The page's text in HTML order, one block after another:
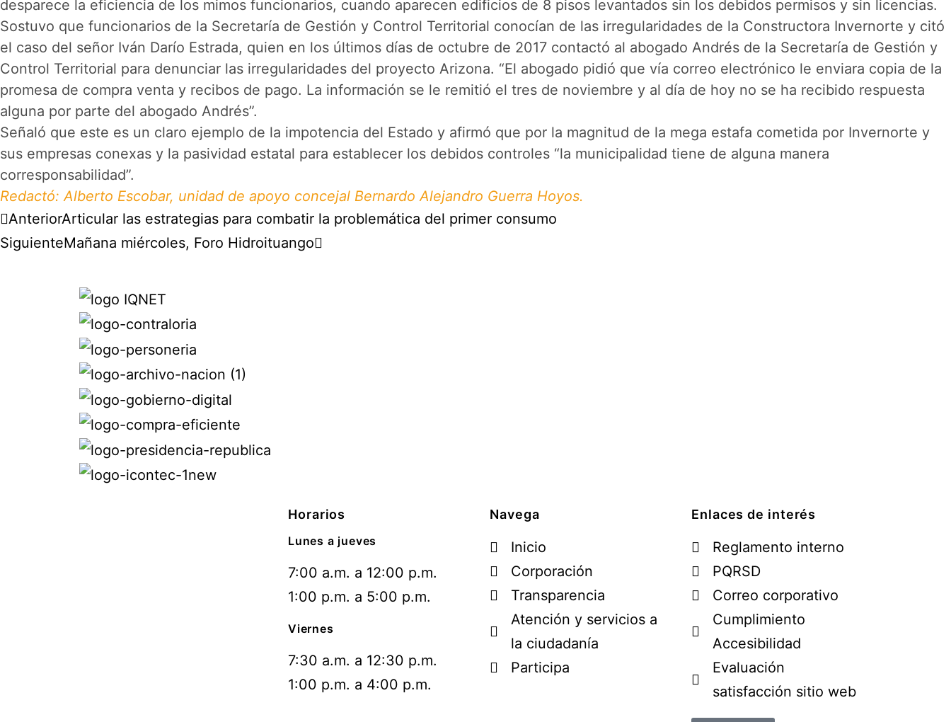
desparece la eficiencia de los mimos funcionarios, cuando aparecen edificios de 8 pisos levantados sin los debidos permisos y sin licencias.
Sostuvo que funcionarios de la Secretaría de Gestión y Control Territorial conocían de las irregularidades de la Constructora Invernorte y citó
el caso del señor Iván Darío Estrada, quien en los últimos días de octubre de 2017 contactó al abogado Andrés de la Secretaría de Gestión y
Control Territorial para denunciar las irregularidades del proyecto Arizona. “El abogado pidió que vía correo electrónico le enviara copia de la
promesa de compra venta y recibos de pago. La información se le remitió el tres de noviembre y al día de hoy no se ha recibido respuesta
alguna por parte del abogado Andrés”.
Señaló que este es un claro ejemplo de la impotencia del Estado y afirmó que por la magnitud de la mega estafa cometida por Invernorte y
sus empresas conexas y la pasividad estatal para establecer los debidos controles “la municipalidad tiene de alguna manera
corresponsabilidad”.
Redactó: Alberto Escobar, unidad de apoyo concejal Bernardo Alejandro Guerra Hoyos.
AnteriorArticular las estrategias para combatir la problemática del primer consumo
SiguienteMañana miércoles, Foro Hidroituango
Horarios
Lunes a jueves
7:00 a.m. a 12:00 p.m.
1:00 p.m. a 5:00 p.m.
Viernes
7:30 a.m. a 12:30 p.m.
1:00 p.m. a 4:00 p.m.
Navega
Inicio
Corporación
Transparencia
Atención y servicios a
la ciudadanía
Participa
Enlaces de interés
Reglamento interno
PQRSD
Correo corporativo
Cumplimiento
Accesibilidad
Evaluación
satisfacción sitio web